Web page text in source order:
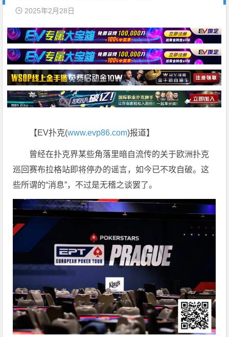
2025年2月28日
【EV扑克(www.evp86.com)报道】
曾经在扑克界某些角落里暗自流传的关于欧洲扑克
巡回赛布拉格站即将停办的谣言，如今已不攻自破。这
些所谓的“消息”，不过是无稽之谈罢了。